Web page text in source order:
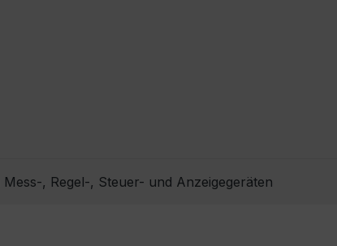
, Regel-, Steuer- und Anzeigegeräten